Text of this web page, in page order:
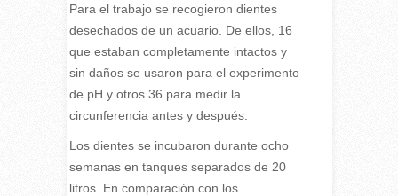
Para el trabajo se recogieron dientes
desechados de un acuario. De ellos, 16
que estaban completamente intactos y
sin daños se usaron para el experimento
de pH y otros 36 para medir la
circunferencia antes y después.
Los dientes se incubaron durante ocho
semanas en tanques separados de 20
litros. En comparación con los